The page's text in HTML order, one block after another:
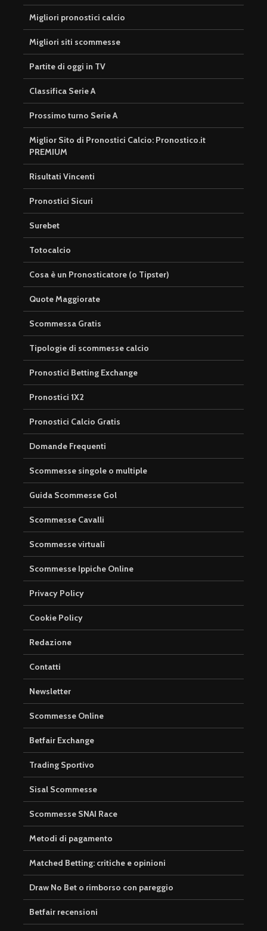
Migliori pronostici calcio
Migliori siti scommesse
Partite di oggi in TV
Classifica Serie A
Prossimo turno Serie A
Miglior Sito di Pronostici Calcio: Pronostico.it
PREMIUM
Risultati Vincenti
Pronostici Sicuri
Surebet
Totocalcio
Cosa è un Pronosticatore (o Tipster)
Quote Maggiorate
Scommessa Gratis
Tipologie di scommesse calcio
Pronostici Betting Exchange
Pronostici 1X2
Pronostici Calcio Gratis
Domande Frequenti
Scommesse singole o multiple
Guida Scommesse Gol
Scommesse Cavalli
Scommesse virtuali
Scommesse Ippiche Online
Privacy Policy
Cookie Policy
Redazione
Contatti
Newsletter
Scommesse Online
Betfair Exchange
Trading Sportivo
Sisal Scommesse
Scommesse SNAI Race
Metodi di pagamento
Matched Betting: critiche e opinioni
Draw No Bet o rimborso con pareggio
Betfair recensioni